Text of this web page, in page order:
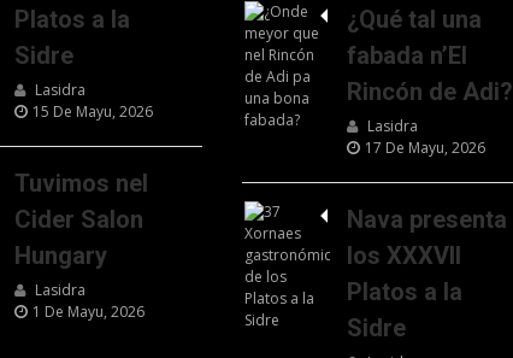
Platos a la
Sidre
Lasidra
15 De Mayu, 2026
Tuvimos nel
Cider Salon
Hungary
Lasidra
1 De Mayu, 2026
¿Qué tal una
fabada n’El
Rincón de Adi?
Lasidra
17 De Mayu, 2026
Nava presenta
los XXXVII
Platos a la
Sidre